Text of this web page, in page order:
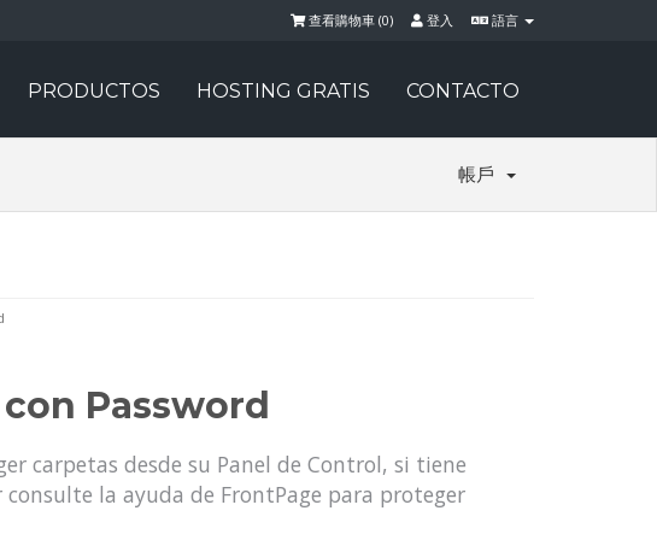
語言
登入
查看購物車 (0)
PRODUCTOS HOSTING GRATIS CONTACTO
帳戶
Password
carpetas desde su Panel de Control, si tiene
la ayuda de FrontPage para proteger